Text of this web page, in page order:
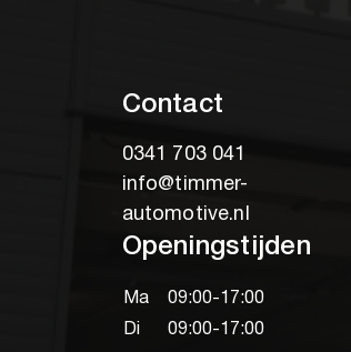
Contact
0341 703 041
info@timmer-
automotive.nl
Openingstijden
Ma
09:00-17:00
Di
09:00-17:00